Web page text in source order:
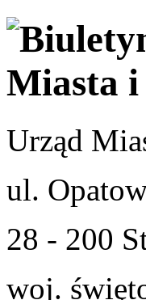
Urząd
ul.
28 - 200
woj.